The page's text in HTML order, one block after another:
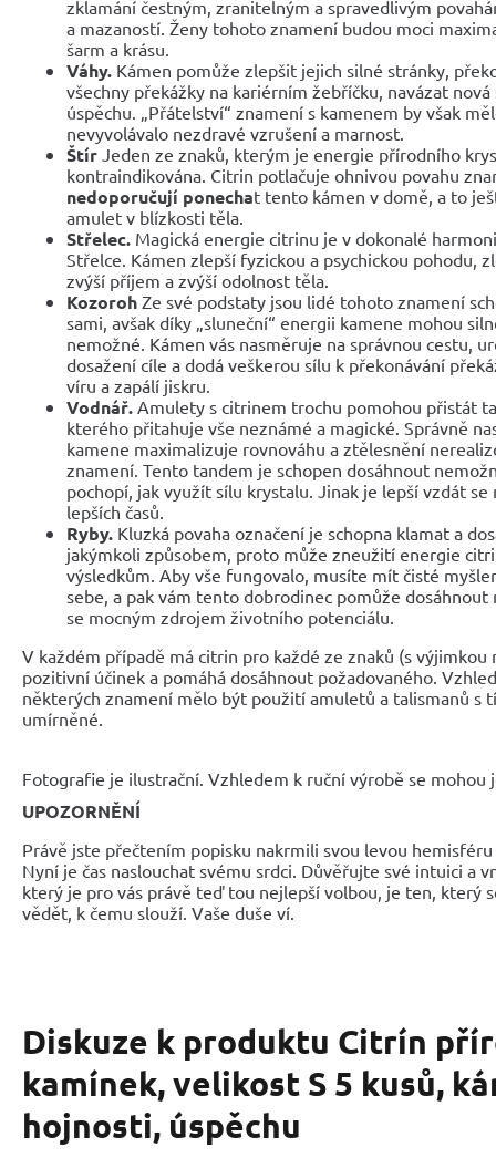
zklamání čestným, zranitelným a spravedlivým
a mazaností. Ženy tohoto znamení budou moci
šarm a krásu.
Váhy. Kámen pomůže zlepšit jejich silné stránky,
všechny překážky na kariérním žebříčku, navázat
úspěchu. „Přátelství“ znamení s kamenem by však
nevyvolávalo nezdravé vzrušení a marnost.
Štír Jeden ze znaků, kterým je energie přírodního
kontraindikována. Citrin potlačuje ohnivou povahu
nedoporučují ponechat tento kámen v domě, a to
amulet v blízkosti těla.
Střelec. Magická energie citrinu je v dokonalé
Střelce. Kámen zlepší fyzickou a psychickou pohodu,
zvýší příjem a zvýší odolnost těla.
Kozoroh Ze své podstaty jsou lidé tohoto znamení
sami, avšak díky „sluneční“ energii kamene mohou
nemožné. Kámen vás nasměruje na správnou cestu,
dosažení cíle a dodá veškerou sílu k překonávání
víru a zapálí jiskru.
Vodnář. Amulety s citrinem trochu pomohou přistát
kterého přitahuje vše neznámé a magické. Správně
kamene maximalizuje rovnováhu a ztělesnění
znamení. Tento tandem je schopen dosáhnout
pochopí, jak využít sílu krystalu. Jinak je lepší vzdát se
lepších časů.
Ryby. Kluzká povaha označení je schopna klamat a
jakýmkoli způsobem, proto může zneužití energie
výsledkům. Aby vše fungovalo, musíte mít čisté
sebe, a pak vám tento dobrodinec pomůže
se mocným zdrojem životního potenciálu.
V každém případě má citrin pro každé ze znaků (s výjimkou
pozitivní účinek a pomáhá dosáhnout požadovaného.
některých znamení mělo být použití amuletů a talismanů s
umírněné.
Fotografie je ilustrační. Vzhledem k ruční výrobě se
UPOZORNĚNÍ
Právě jste přečtením popisku nakrmili svou levou
Nyní je čas naslouchat svému srdci. Důvěřujte své intuici a
který je pro vás právě teď tou nejlepší volbou, je ten, který
vědět, k čemu slouží. Vaše duše ví.
Diskuze k produktu Citrín
kamínek, velikost S 5 kusů,
hojnosti, úspěchu